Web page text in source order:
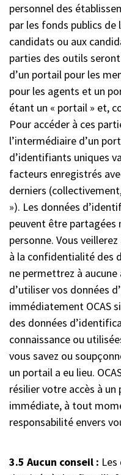
personnel des
par les fonds publics de
candidats ou aux
parties des outils
d’un portail pour les
pour les agents et un
étant un « portail » et,
Pour accéder à ces
l’intermédiaire d’un
d’identifiants uniques
facteurs enregistrés
derniers
»). Les données
peuvent être partagées
personne. Vous
à la confidentialité des
ne permettrez à
d’utiliser vos données
immédiatement OCAS
des données
connaissance ou
vous savez ou
un portail a eu lieu.
résilier votre accès à
immédiate, à tout
responsabilité envers
3.5 Aucun conseil :